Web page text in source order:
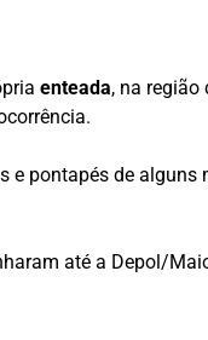
enteada, na região
pontapés de alguns
até a Depol/